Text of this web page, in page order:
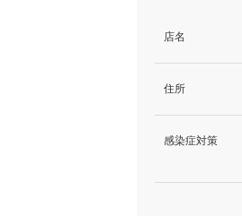
店名
住所
感染症対策